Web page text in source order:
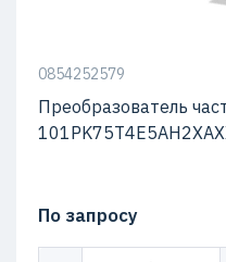
0854252579
Преобразователь
По запросу